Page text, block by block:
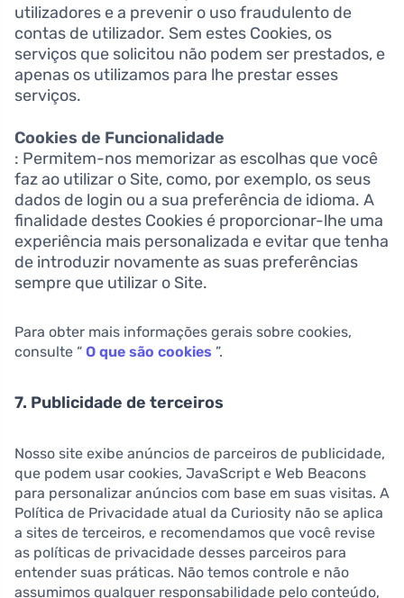
utilizadores e a prevenir o uso fraudulento de
contas de utilizador. Sem estes Cookies, os
serviços que solicitou não podem ser prestados, e
apenas os utilizamos para lhe prestar esses
serviços.
Cookies de Funcionalidade
: Permitem-nos memorizar as escolhas que você
faz ao utilizar o Site, como, por exemplo, os seus
dados de login ou a sua preferência de idioma. A
finalidade destes Cookies é proporcionar-lhe uma
experiência mais personalizada e evitar que tenha
de introduzir novamente as suas preferências
sempre que utilizar o Site.
Para obter mais informações gerais sobre cookies,
consulte “ O que são cookies ”.
7. Publicidade de terceiros
Nosso site exibe anúncios de parceiros de publicidade,
que podem usar cookies, JavaScript e Web Beacons
para personalizar anúncios com base em suas visitas. A
Política de Privacidade atual da Curiosity não se aplica
a sites de terceiros, e recomendamos que você revise
as políticas de privacidade desses parceiros para
entender suas práticas. Não temos controle e não
assumimos qualquer responsabilidade pelo conteúdo,